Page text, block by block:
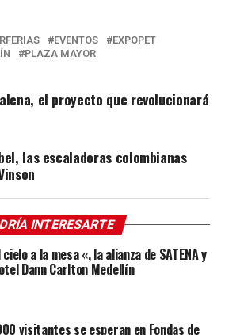
EVENTOS
EXPOPET
PLAZA MAYOR
el proyecto que revolucionará
las escaladoras colombianas
INTERESARTE
cielo a la mesa «, la alianza de SATENA y
Dann Carlton Medellín
visitantes se esperan en Fondas de